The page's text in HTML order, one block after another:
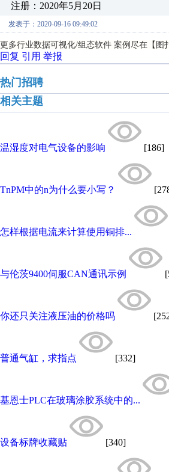
注册：2020年5月20日
发表于：2020-09-16 09:49:02
更多行业数据可视化/组态软件 案例尽在【图
回复 引用 举报
热门招聘
相关主题
温湿度对电气设备的影响 [186]
TnPM中的n为什么要小写？
怎样根据电流来计算使用铜排...
与伦茨9400伺服CAN通讯示例
你还只关注液压油的价格吗
普通气缸，求指点 [332]
基恩士PLC在玻璃涂胶系统中的...
设备标牌收藏贴 [340]